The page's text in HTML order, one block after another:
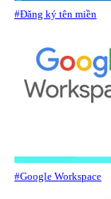
#Đăng ký tên miền
#Google Workspace